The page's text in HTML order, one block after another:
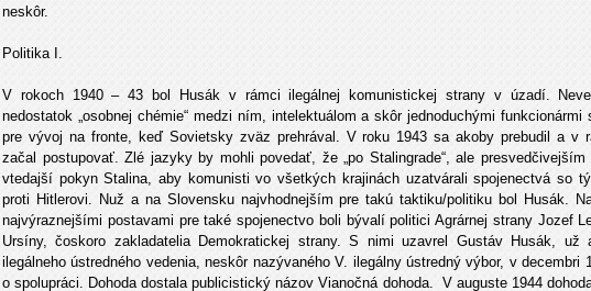
neskôr.
Politika I.
V rokoch 1940 – 43 bol Husák v rámci ilegálnej komunistickej strany v úzadí.
nedostatok „osobnej chémie“ medzi ním, intelektuálom a skôr jednoduchými funkcionármi
pre vývoj na fronte, keď Sovietsky zväz prehrával. V roku 1943 sa akoby prebudil a v
začal postupovať. Zlé jazyky by mohli povedať, že „po Stalingrade“, ale presvedčivejším
vtedajší pokyn Stalina, aby komunisti vo všetkých krajinách uzatvárali spojenectvá so
proti Hitlerovi. Nuž a na Slovensku najvhodnejším pre takú taktiku/politiku bol Husák.
najvýraznejšími postavami pre také spojenectvo boli bývalí politici Agrárnej strany Jozef
Ursíny, čoskoro zakladatelia Demokratickej strany. S nimi uzavrel Gustáv Husák, už
ilegálneho ústredného vedenia, neskôr nazývaného V. ilegálny ústredný výbor, v decembri
o spolupráci. Dohoda dostala publicistický názov Vianočná dohoda. V auguste 1944